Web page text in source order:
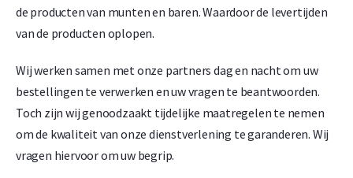
de producten van munten en baren. Waardoor de levertijden
van de producten oplopen.
Wij werken samen met onze partners dag en nacht om uw
bestellingen te verwerken en uw vragen te beantwoorden.
Toch zijn wij genoodzaakt tijdelijke maatregelen te nemen
om de kwaliteit van onze dienstverlening te garanderen. Wij
vragen hiervoor om uw begrip.